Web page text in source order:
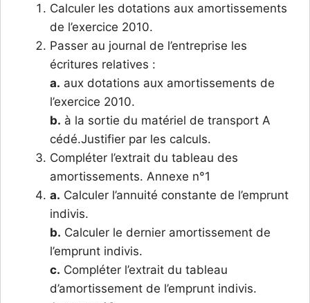
Calculer les dotations aux amortissements
de l’exercice 2010.
Passer au journal de l’entreprise les
écritures relatives :
a. aux dotations aux amortissements de
l’exercice 2010.
b. à la sortie du matériel de transport A
cédé.Justifier par les calculs.
Compléter l’extrait du tableau des
amortissements. Annexe n°1
a. Calculer l’annuité constante de l’emprunt
indivis.
b. Calculer le dernier amortissement de
l’emprunt indivis.
c. Compléter l’extrait du tableau
d’amortissement de l’emprunt indivis.